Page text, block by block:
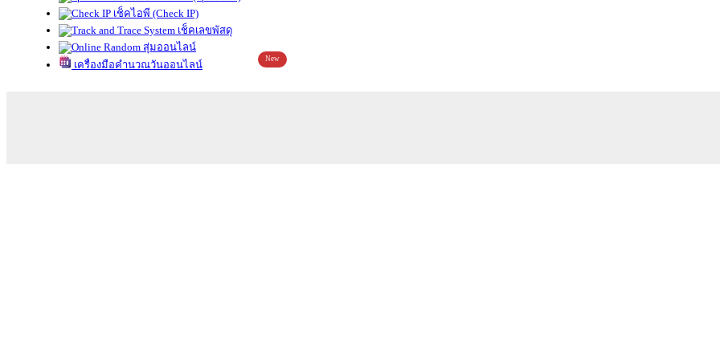
เช็คไอพี (Check IP)
เช็คเลขพัสดุ
สุ่มออนไลน์
เครื่องมือคำนวณวันออนไลน์
New